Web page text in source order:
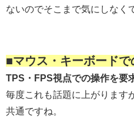
ないのでそこまで気にしなく
■マウス・キーボード
TPS・FPS視点での操作を要
毎度これも話題に上がります
共通ですね。